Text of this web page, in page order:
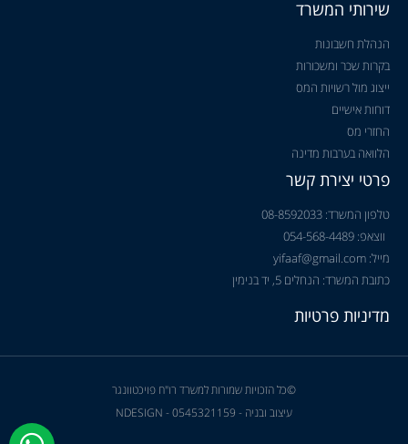
שירותי המשרד
הנהלת חשבונות
בקרות שכר ומשכורות
ייצוג מול רשויות המס
דוחות אישיים
החזרי מס
הלוואה בערבות מדינה
פרטי יצירת קשר
טלפון המשרד: 08-8592033
ווצאפ: 054-568-4489
מייל: yifaaf@gmail.com
כתובת המשרד: הנחלים 5, יד בנימין
מדיניות פרטיות
©כל הזכויות שמורות למשרד רו"ח פויכטוונגר
עיצוב ובניה - NDESIGN - 0545321159